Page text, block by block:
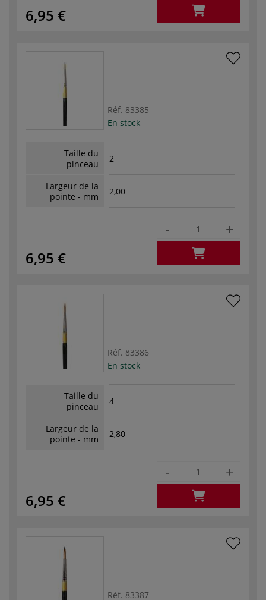
6,95 €
Réf. 83385
En stock
Taille du
pinceau
2
Largeur de la
pointe - mm
2,00
6,95 €
- +
Réf. 83386
En stock
Taille du
pinceau
4
Largeur de la
pointe - mm
2,80
6,95 €
- +
Réf. 83387